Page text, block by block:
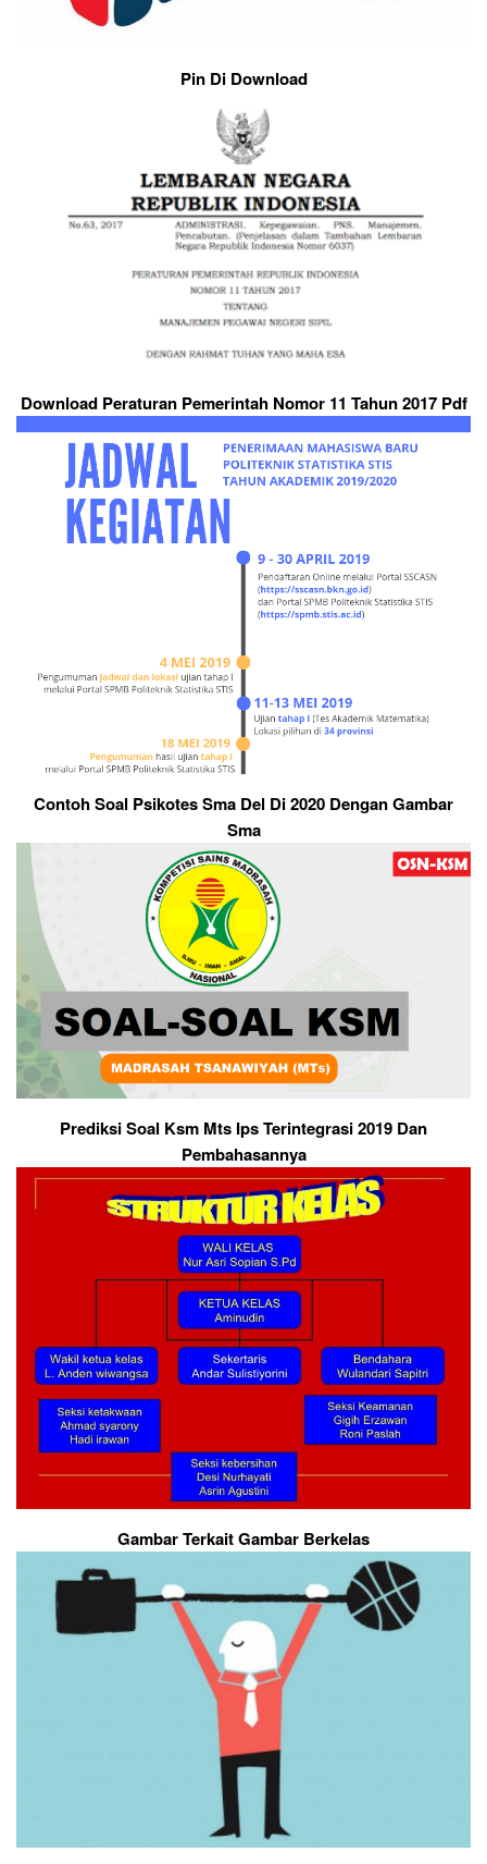
Pin Di Download
Download Peraturan Pemerintah Nomor 11 Tahun 2017 Pdf
Contoh Soal Psikotes Sma Del Di 2020 Dengan Gambar
Sma
Prediksi Soal Ksm Mts Ips Terintegrasi 2019 Dan
Pembahasannya
Gambar Terkait Gambar Berkelas